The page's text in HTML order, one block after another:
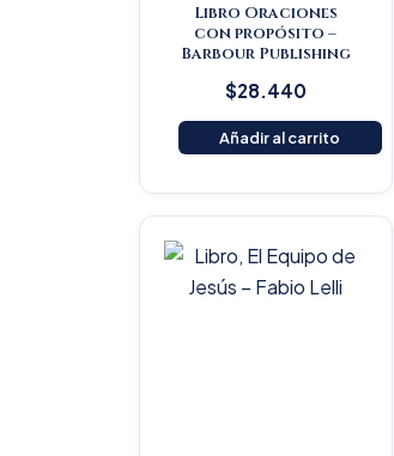
Libro Oraciones
con propósito –
Barbour Publishing
$28.440
Añadir al carrito